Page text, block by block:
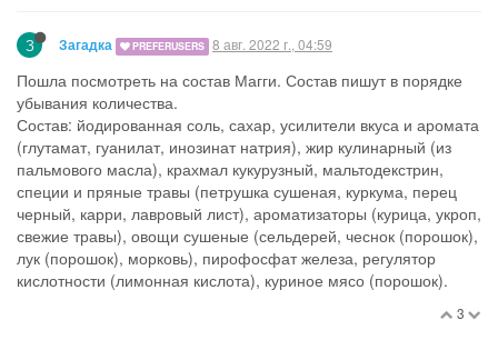
З Загадка PREFERUSERS 8 авг. 2022 г., 04:59
Пошла посмотреть на состав Магги. Состав пишут в порядке
убывания количества.
Состав: йодированная соль, сахар, усилители вкуса и аромата
(глутамат, гуанилат, инозинат натрия), жир кулинарный (из
пальмового масла), крахмал кукурузный, мальтодекстрин,
специи и пряные травы (петрушка сушеная, куркума, перец
черный, карри, лавровый лист), ароматизаторы (курица, укроп,
свежие травы), овощи сушеные (сельдерей, чеснок (порошок),
лук (порошок), морковь), пирофосфат железа, регулятор
кислотности (лимонная кислота), куриное мясо (порошок).
3